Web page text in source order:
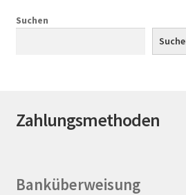
Suchen
Zahlungsmethoden
Banküberweisung